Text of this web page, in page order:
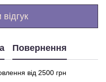
Повернення
від 2500 грн